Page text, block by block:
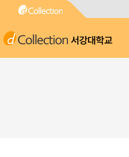
서강대학교